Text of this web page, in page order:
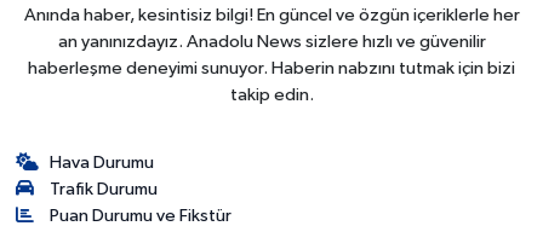
Anında haber, kesintisiz bilgi! En güncel ve özgün içeriklerle her
an yanınızdayız. Anadolu News sizlere hızlı ve güvenilir
haberleşme deneyimi sunuyor. Haberin nabzını tutmak için bizi
takip edin.
Hava Durumu
Trafik Durumu
Puan Durumu ve Fikstür